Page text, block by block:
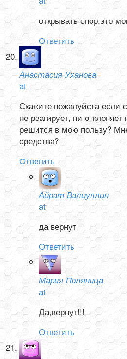
открывать спор.это
Ответить
Анастасия Уханова
at
Скажите пожалуйста если
не реагирует, ни
решится в мою пользу?
средства?
Ответить
Айрат Валиуллин
at
да вернут
Ответить
Мария Поляница
at
Да,вернут!!!
Ответить